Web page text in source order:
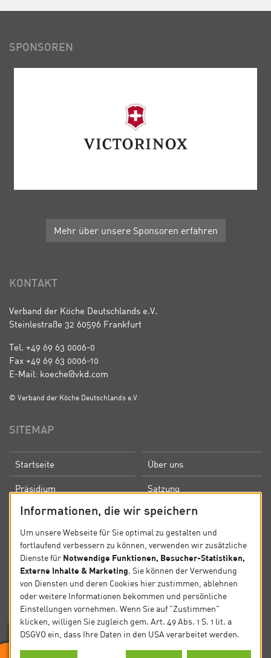
SPONSOREN
Mehr über unsere Sponsoren erfahren
KONTAKT
Verband der Köche Deutschlands e.V.
Steinlestraße 32 60596 Frankfurt
Tel. +49 69 63 0006-0
Fax +49 69 63 0006-10
E-Mail: koeche@vkd.com
© Verband der Köche Deutschlands e.V.
SITEMAP
Startseite Über uns
Präsidium Satzung
News Kontakt
Datenschutz Impressum
SOCIAL
Folgen Sie uns auf Social Media.
Informationen, die wir speichern
Um unsere Webseite für Sie optimal zu gestalten und
fortlaufend verbessern zu können, verwenden wir zusätzliche
Dienste für Notwendige Funktionen, Besucher-Statistiken,
Externe Inhalte & Marketing. Sie können der Verwendung
von Diensten und deren Cookies hier zustimmen, ablehnen
oder weitere Informationen bekommen und persönliche
Einstellungen vornehmen. Wenn Sie auf "Zustimmen"
klicken, willigen Sie zugleich gem. Art. 49 Abs. 1 S. 1 lit. a
DSGVO ein, dass Ihre Daten in den USA verarbeitet werden.